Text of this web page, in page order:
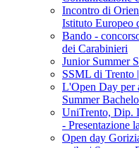
Incontro di
Istituto Europeo
Bando -
dei Carabinieri
Junior Summer
SSML di Trento
L'Open Day per
Summer
UniTrento, Dip.
- Presentazione
Open day